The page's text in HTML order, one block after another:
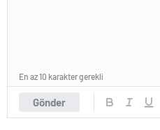
Gönder
En az 10 karakter gerekli